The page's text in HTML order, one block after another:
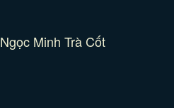
Ngọc Minh Trà Cốt